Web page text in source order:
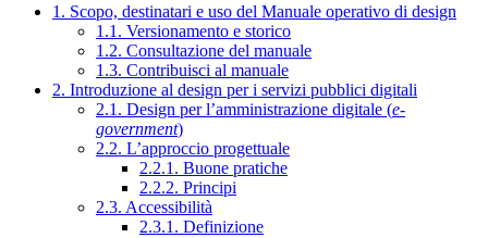
1. Scopo, destinatari e uso del Manuale operativo di design
1.1. Versionamento e storico
1.2. Consultazione del manuale
1.3. Contribuisci al manuale
2. Introduzione al design per i servizi pubblici digitali
2.1. Design per l’amministrazione digitale (e-
government)
2.2. L’approccio progettuale
2.2.1. Buone pratiche
2.2.2. Principi
2.3. Accessibilità
2.3.1. Definizione